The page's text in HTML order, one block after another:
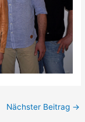
Nächster Beitrag →